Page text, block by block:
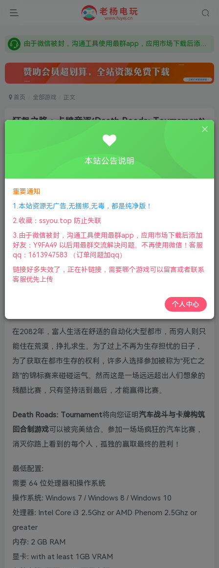
需要什么游戏请联系客服，若链接失效请联系客服，百度网盘边上的激活码也是解压密码
由于微信被封，沟通工具使用最群app，应用市场下载后添加好友：Y9FA49 以后用最群交流解决问题。不再使用微信！
首页 全部游戏 正文
狂飙之路：卡牌竞逐(Death Roads: Tournament)
①下载安装教程 ②下载安装视频教程 ③ 游戏运行
版本：v0.9.3.89|容量1GB|官方简体中文|2023年04月17号
更新
这是一款让人着迷的卡牌构筑汽车战斗Roadlike游戏。是
每场比赛只能有一个赢家！干掉你在路上看到的每一位对
在2082年，富人生活在舒适的自动化大型都市，而穷人则只
能住在荒漠，挣扎求生。为了过上不再为生存担忧的日子，
为了获取在都市生存的权利，许多人选择参加被称为“死亡之
路”的锦标赛来碰碰运气。然而这是一场远远超出人们想象的
残酷比赛，只有坚持活到最后，才能赢得比赛。
Death Roads: Tournament将向您证明汽车战斗与卡牌构筑
回合制游戏可以被完美结合。参加一场场疯狂的汽车比赛，
消灭你路上看到的每个人，孤独的赢取最终的胜利！
最低配置:
需要 64 位处理器和操作系统
操作系统: Windows 7 / Windows 8 / Windows 10
处理器: Intel Core i3 2.5Ghz or AMD Phenom 2.5Ghz or
greater
内存: 2 GB RAM
显卡: with at least 1GB VRAM
本站公告说明
重要通知
1.本站资源无广告,无捆绑,无毒，都是纯净版！
2.收藏：ssyou.top 防止失联
3.由于微信被封，沟通工具使用最群app，应用市场下载后添加
好友：Y9FA49 以后用最群交流解决问题。不再使用微信！客服
qq：1613947583 （订单问题加qq）
链接好多失效了，正在补链接，需要哪个游戏可以留言或者联系
客服优先上传
个人中心